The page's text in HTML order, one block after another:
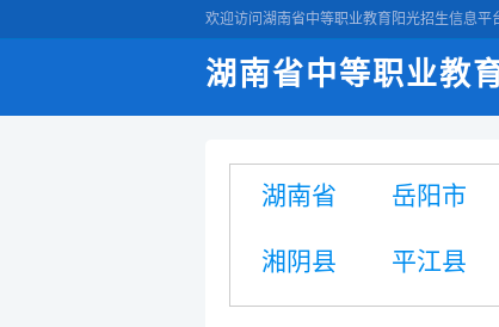
欢迎访问湖南省中等职业教育阳光招生信息平
湖南省中等职业教
湖南省 岳阳市
湘阴县 平江县